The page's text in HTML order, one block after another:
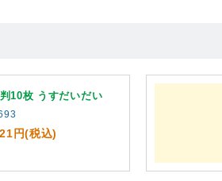
10枚 うすだいだい
円(税込)